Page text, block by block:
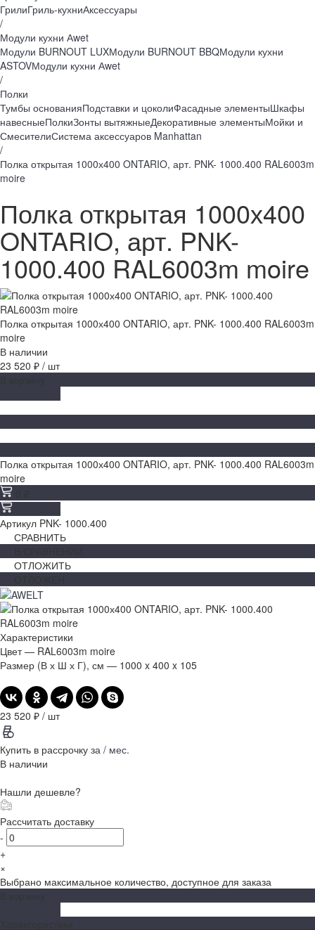
ГрилиГриль-кухниАксессуары
/
Модули кухни Аwet
Модули BURNOUT LUXМодули BURNOUT BBQМодули кухни
ASTOVМодули кухни Аwet
/
Полки
Тумбы основанияПодставки и цоколиФасадные элементыШкафы
навесныеПолкиЗонты вытяжныеДекоративные элементыМойки и
СмесителиСистема аксессуаров Manhattan
/
Полка открытая 1000х400 ONTARIO, арт. PNK- 1000.400 RAL6003m
moire
Полка открытая 1000х400
ONTARIO, арт. PNK-
1000.400 RAL6003m moire
Полка открытая 1000х400 ONTARIO, арт. PNK- 1000.400 RAL6003m
moire
В наличии
23 520 ₽ / шт
Полка открытая 1000х400 ONTARIO, арт. PNK- 1000.400 RAL6003m
moire
Артикул PNK- 1000.400
СРАВНИТЬ
ОТЛОЖИТЬ
Характеристики
Цвет — RAL6003m moire
Размер (В х Ш х Г), см — 1000 x 400 x 105
23 520 ₽ / шт
Купить в рассрочку за / мес.
В наличии
Нашли дешевле?
Рассчитать доставку
-
+
×
Выбрано максимальное количество, доступное для заказа